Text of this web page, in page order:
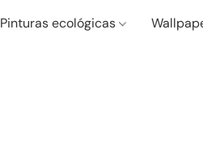
Pinturas ecológicas